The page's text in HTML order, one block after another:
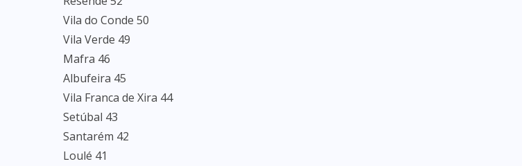
Vila do Conde 50
Vila Verde 49
Mafra 46
Albufeira 45
Vila Franca de Xira 44
Setúbal 43
Santarém 42
Loulé 41